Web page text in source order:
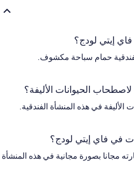
إيتي لودج؟
حمام سباحة مكشوف.
الحيوانات الأليفة؟
في هذه المنشأة الفندقية.
في فاي إيتي لودج؟
مجانا بصورة مجانية في هذه المنشأة